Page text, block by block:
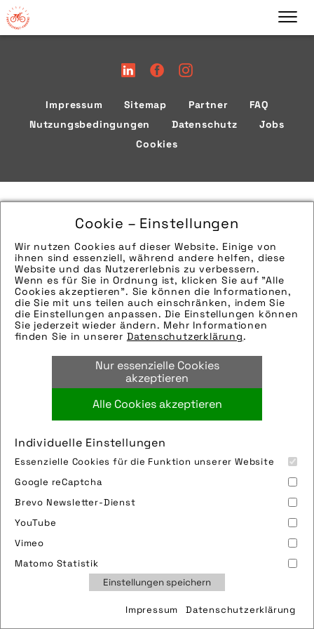
Cookie – Einstellungen
Wir nutzen Cookies auf dieser Website. Einige von
ihnen sind essenziell, während andere helfen, diese
Website und das Nutzererlebnis zu verbessern.
Wenn es für Sie in Ordnung ist, klicken Sie auf "Alle
Cookies akzeptieren". Sie können die Informationen,
die Sie mit uns teilen auch einschränken, indem Sie
die Einstellungen anpassen. Die Einstellungen können
Sie jederzeit wieder ändern. Mehr Informationen
finden Sie in unserer Datenschutzerklärung.
Nur essenzielle Cookies
akzeptieren
Alle Cookies akzeptieren
Individuelle Einstellungen
Essenzielle Cookies für die Funktion unserer Website
Google reCaptcha
Brevo Newsletter-Dienst
YouTube
Vimeo
Matomo Statistik
Einstellungen speichern
Impressum Datenschutzerklärung
Impressum Sitemap Partner
FAQ
Nutzungsbedingungen
Datenschutz
Jobs
Cookies